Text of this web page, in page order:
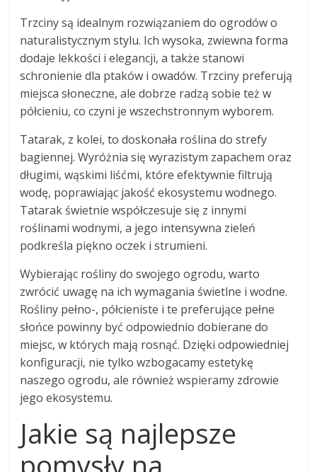
Trzciny są idealnym rozwiązaniem do ogrodów o
naturalistycznym stylu. Ich wysoka, zwiewna forma
dodaje lekkości i elegancji, a także stanowi
schronienie dla ptaków i owadów. Trzciny preferują
miejsca słoneczne, ale dobrze radzą sobie też w
półcieniu, co czyni je wszechstronnym wyborem.
Tatarak, z kolei, to doskonała roślina do strefy
bagiennej. Wyróżnia się wyrazistym zapachem oraz
długimi, wąskimi liśćmi, które efektywnie filtrują
wodę, poprawiając jakość ekosystemu wodnego.
Tatarak świetnie współczesuje się z innymi
roślinami wodnymi, a jego intensywna zieleń
podkreśla piękno oczek i strumieni.
Wybierając rośliny do swojego ogrodu, warto
zwrócić uwagę na ich wymagania świetlne i wodne.
Rośliny pełno-, półcieniste i te preferujące pełne
słońce powinny być odpowiednio dobierane do
miejsc, w których mają rosnąć. Dzięki odpowiedniej
konfiguracji, nie tylko wzbogacamy estetykę
naszego ogrodu, ale również wspieramy zdrowie
jego ekosystemu.
Jakie są najlepsze